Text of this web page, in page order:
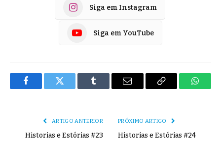
Siga em Instagram
Siga em YouTube
FacebookTwitter Tumblr
E-
Copiar
ARTIGO ANTERIOR
Historias e Estórias #23
PRÓXIMO ARTIGO
Historias e Estórias #24